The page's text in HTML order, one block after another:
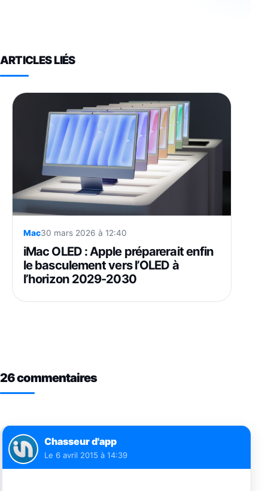
ARTICLES LIÉS
Mac30 mars 2026 à 12:40
iMac OLED : Apple préparerait enfin
le basculement vers l’OLED à
l’horizon 2029-2030
26 commentaires
Chasseur d'app
Le 6 avril 2015 à 14:39